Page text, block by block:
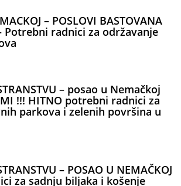
– POSLOVI BASTOVANA
Potrebni radnici za održavanje
– posao u Nemačkoj
!!! HITNO potrebni radnici za
parkova i zelenih površina u
– POSAO U NEMAČKOJ
za sadnju biljaka i košenje